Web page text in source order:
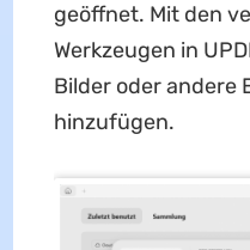
geöffnet. Mit den
Werkzeugen in
Bilder oder andere
hinzufügen.